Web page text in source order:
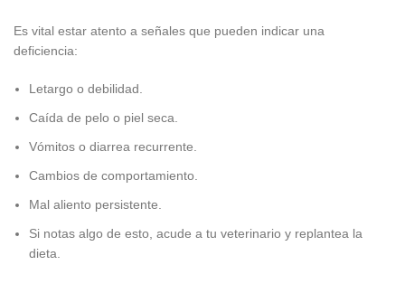
Es vital estar atento a señales que pueden indicar una
deficiencia:
Letargo o debilidad.
Caída de pelo o piel seca.
Vómitos o diarrea recurrente.
Cambios de comportamiento.
Mal aliento persistente.
Si notas algo de esto, acude a tu veterinario y replantea la
dieta.